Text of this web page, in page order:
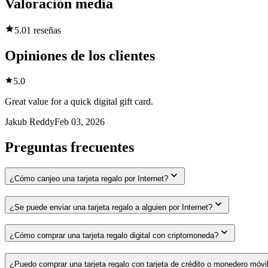
Valoración media
5.01 reseñas
Opiniones de los clientes
5.0
Great value for a quick digital gift card.
Jakub ReddyFeb 03, 2026
Preguntas frecuentes
¿Cómo canjeo una tarjeta regalo por Internet?
¿Se puede enviar una tarjeta regalo a alguien por Internet?
¿Cómo comprar una tarjeta regalo digital con criptomoneda?
¿Puedo comprar una tarjeta regalo con tarjeta de crédito o monedero